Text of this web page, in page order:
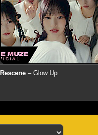
Rescene – Glow Up